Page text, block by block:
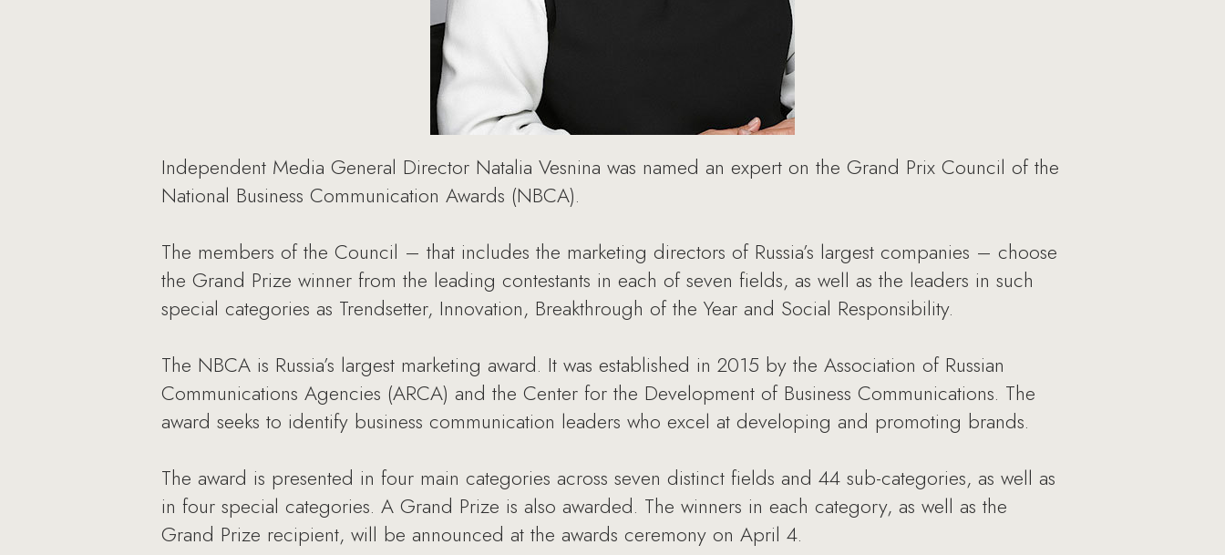
Independent Media General Director Natalia Vesnina was named an expert on the Grand Prix Council of the
National Business Communication Awards (NBCA).
The members of the Council – that includes the marketing directors of Russia’s largest companies – choose
the Grand Prize winner from the leading contestants in each of seven fields, as well as the leaders in such
special categories as Trendsetter, Innovation, Breakthrough of the Year and Social Responsibility.
The NBCA is Russia’s largest marketing award. It was established in 2015 by the Association of Russian
Communications Agencies (ARCA) and the Center for the Development of Business Communications. The
award seeks to identify business communication leaders who excel at developing and promoting brands.
The award is presented in four main categories across seven distinct fields and 44 sub-categories, as well as
in four special categories. A Grand Prize is also awarded. The winners in each category, as well as the
Grand Prize recipient, will be announced at the awards ceremony on April 4.